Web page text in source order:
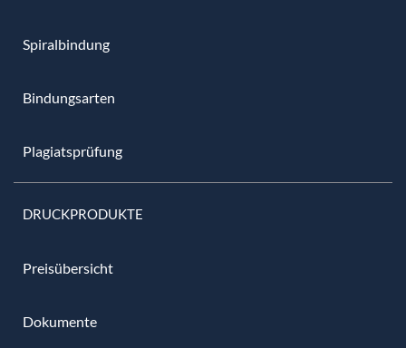
Spiralbindung
Bindungsarten
Plagiatsprüfung
DRUCKPRODUKTE
Preisübersicht
Dokumente